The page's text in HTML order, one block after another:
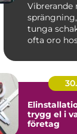
Vibrerande
tunga
ofta oro
trygg el i
företag